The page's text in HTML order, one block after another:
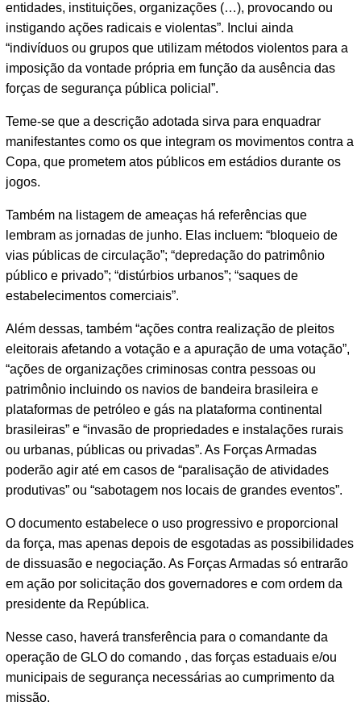
entidades, instituições, organizações (…), provocando ou
instigando ações radicais e violentas”. Inclui ainda
“indivíduos ou grupos que utilizam métodos violentos para a
imposição da vontade própria em função da ausência das
forças de segurança pública policial”.
Teme-se que a descrição adotada sirva para enquadrar
manifestantes como os que integram os movimentos contra a
Copa, que prometem atos públicos em estádios durante os
jogos.
Também na listagem de ameaças há referências que
lembram as jornadas de junho. Elas incluem: “bloqueio de
vias públicas de circulação”; “depredação do patrimônio
público e privado”; “distúrbios urbanos”; “saques de
estabelecimentos comerciais”.
Além dessas, também “ações contra realização de pleitos
eleitorais afetando a votação e a apuração de uma votação”,
“ações de organizações criminosas contra pessoas ou
patrimônio incluindo os navios de bandeira brasileira e
plataformas de petróleo e gás na plataforma continental
brasileiras” e “invasão de propriedades e instalações rurais
ou urbanas, públicas ou privadas”. As Forças Armadas
poderão agir até em casos de “paralisação de atividades
produtivas” ou “sabotagem nos locais de grandes eventos”.
O documento estabelece o uso progressivo e proporcional
da força, mas apenas depois de esgotadas as possibilidades
de dissuasão e negociação. As Forças Armadas só entrarão
em ação por solicitação dos governadores e com ordem da
presidente da República.
Nesse caso, haverá transferência para o comandante da
operação de GLO do comando , das forças estaduais e/ou
municipais de segurança necessárias ao cumprimento da
missão.